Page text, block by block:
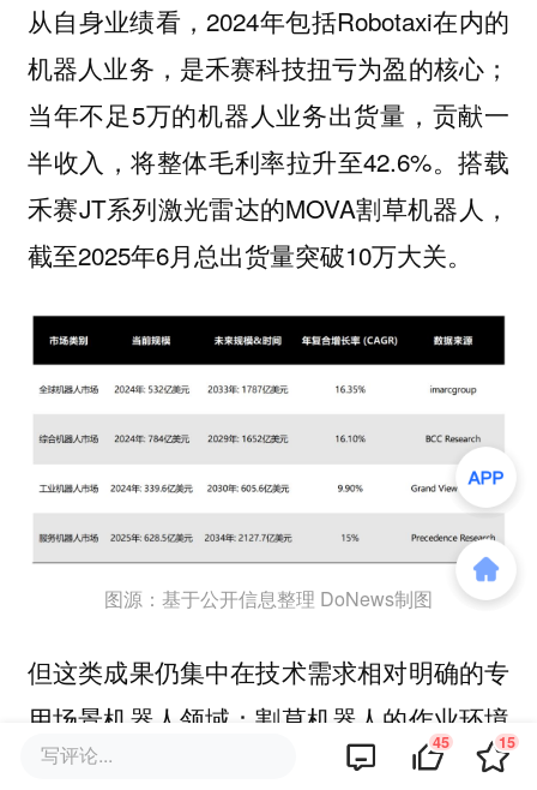
从自身业绩看，2024年包括Robotaxi在内的
机器人业务，是禾赛科技扭亏为盈的核心；
当年不足5万的机器人业务出货量，贡献一
半收入，将整体毛利率拉升至42.6%。搭载
禾赛JT系列激光雷达的MOVA割草机器人，
截至2025年6月总出货量突破10万大关。
图源：基于公开信息整理 DoNews制图
但这类成果仍集中在技术需求相对明确的专
用场景机器人领域：割草机器人的作业环境
以家庭庭院、草坪等半结构化场景为主，对
写评论... 45 15